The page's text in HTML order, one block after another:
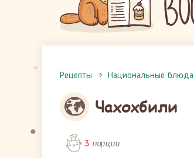
Рецепты Национальные блюда
Чахохбили
3порции